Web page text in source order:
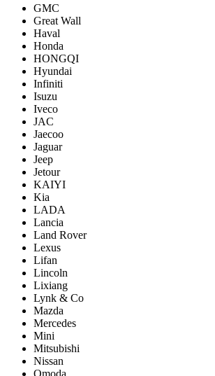
GMC
Great Wall
Haval
Honda
HONGQI
Hyundai
Infiniti
Isuzu
Iveco
JAC
Jaecoo
Jaguar
Jeep
Jetour
KAIYI
Kia
LADA
Lancia
Land Rover
Lexus
Lifan
Lincoln
Lixiang
Lynk & Co
Mazda
Mercedes
Mini
Mitsubishi
Nissan
Omoda